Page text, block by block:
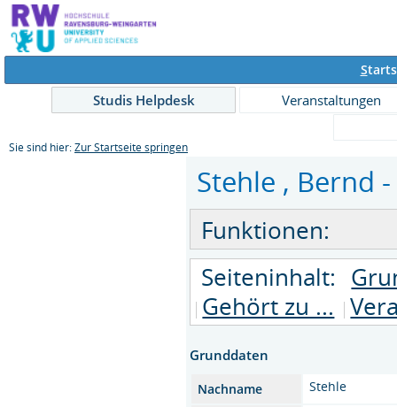
S
Studis Helpdesk
Veranstaltungen
Sie sind hier: Zur Startseite springen
Stehle , Bernd
Funktionen:
Seiteninhalt:
Gehört zu ...
Grunddaten
Nachname
Stehle